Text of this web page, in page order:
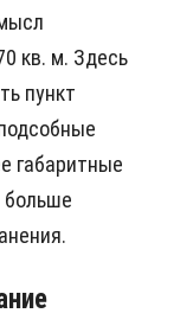
кв. м. Здесь
пункт
габаритные
больше